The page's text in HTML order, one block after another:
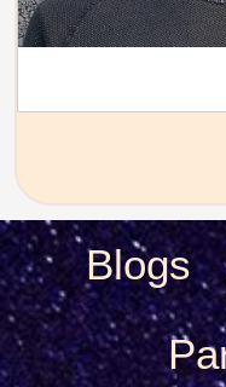
Blogs